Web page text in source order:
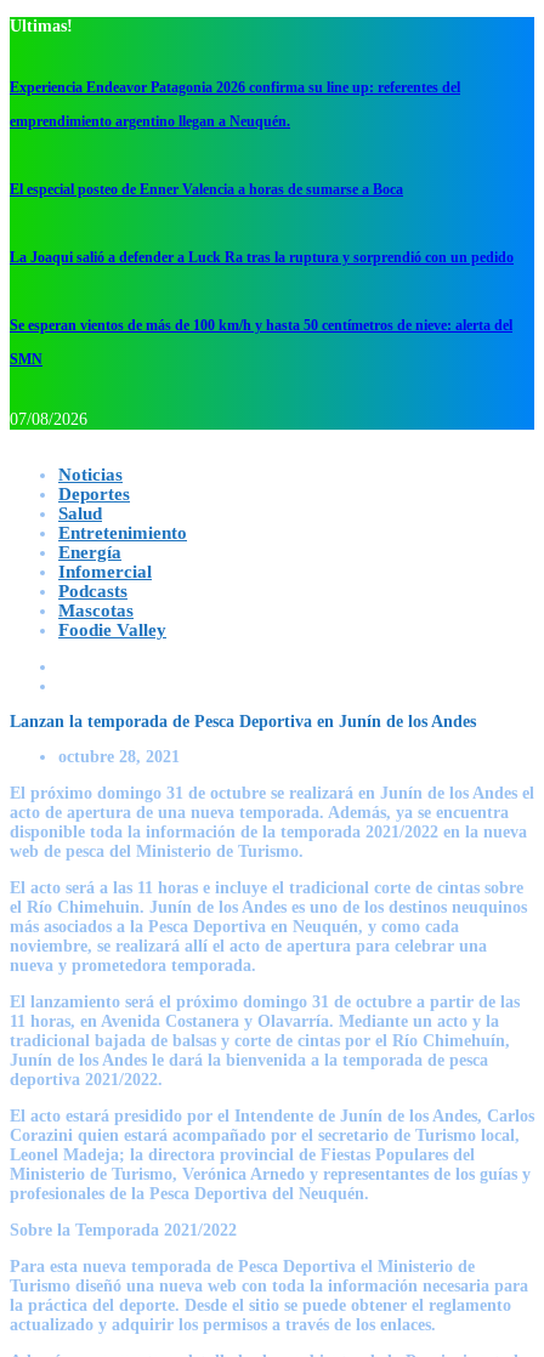
Ultimas!
Experiencia Endeavor Patagonia 2026 confirma su line up: referentes del
emprendimiento argentino llegan a Neuquén.
El especial posteo de Enner Valencia a horas de sumarse a Boca
La Joaqui salió a defender a Luck Ra tras la ruptura y sorprendió con un pedido
Se esperan vientos de más de 100 km/h y hasta 50 centímetros de nieve: alerta del
SMN
07/08/2026
Noticias
Deportes
Salud
Entretenimiento
Energía
Infomercial
Podcasts
Mascotas
Foodie Valley
Lanzan la temporada de Pesca Deportiva en Junín de los Andes
octubre 28, 2021
El próximo domingo 31 de octubre se realizará en Junín de los Andes el
acto de apertura de una nueva temporada. Además, ya se encuentra
disponible toda la información de la temporada 2021/2022 en la nueva
web de pesca del Ministerio de Turismo.
El acto será a las 11 horas e incluye el tradicional corte de cintas sobre
el Río Chimehuin. Junín de los Andes es uno de los destinos neuquinos
más asociados a la Pesca Deportiva en Neuquén, y como cada
noviembre, se realizará allí el acto de apertura para celebrar una
nueva y prometedora temporada.
El lanzamiento será el próximo domingo 31 de octubre a partir de las
11 horas, en Avenida Costanera y Olavarría. Mediante un acto y la
tradicional bajada de balsas y corte de cintas por el Río Chimehuín,
Junín de los Andes le dará la bienvenida a la temporada de pesca
deportiva 2021/2022.
El acto estará presidido por el Intendente de Junín de los Andes, Carlos
Corazini quien estará acompañado por el secretario de Turismo local,
Leonel Madeja; la directora provincial de Fiestas Populares del
Ministerio de Turismo, Verónica Arnedo y representantes de los guías y
profesionales de la Pesca Deportiva del Neuquén.
Sobre la Temporada 2021/2022
Para esta nueva temporada de Pesca Deportiva el Ministerio de
Turismo diseñó una nueva web con toda la información necesaria para
la práctica del deporte. Desde el sitio se puede obtener el reglamento
actualizado y adquirir los permisos a través de los enlaces.